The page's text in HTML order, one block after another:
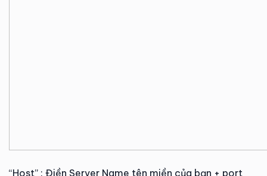
“Host” : Điền Server Name tên miền của bạn + port